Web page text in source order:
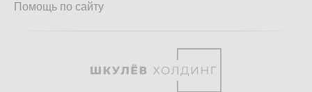
Помощь по сайту